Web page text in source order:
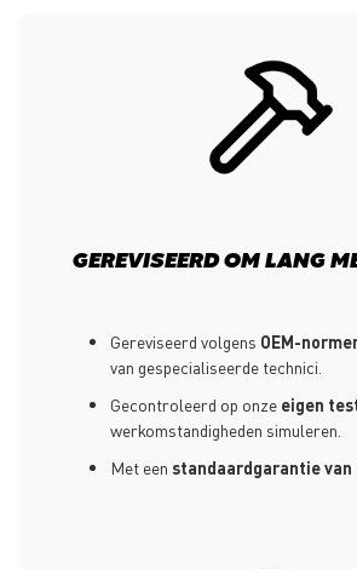
GEREVISEERD OM LANG
Gereviseerd volgens OEM-
van gespecialiseerde technici.
Gecontroleerd op onze eigen
werkomstandigheden simuleren.
Met een standaardgarantie van